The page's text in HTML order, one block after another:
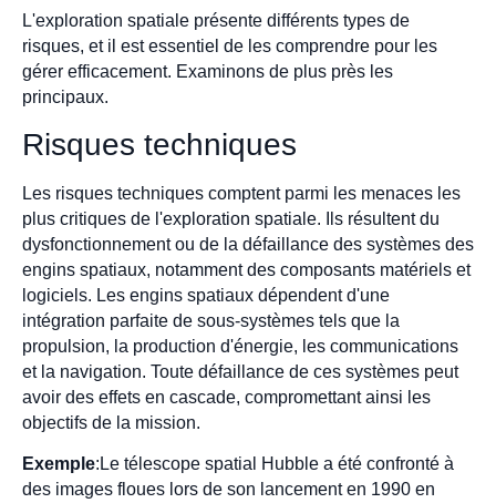
L'exploration spatiale présente différents types de
risques, et il est essentiel de les comprendre pour les
gérer efficacement. Examinons de plus près les
principaux.
Risques techniques
Les risques techniques comptent parmi les menaces les
plus critiques de l'exploration spatiale. Ils résultent du
dysfonctionnement ou de la défaillance des systèmes des
engins spatiaux, notamment des composants matériels et
logiciels. Les engins spatiaux dépendent d'une
intégration parfaite de sous-systèmes tels que la
propulsion, la production d'énergie, les communications
et la navigation. Toute défaillance de ces systèmes peut
avoir des effets en cascade, compromettant ainsi les
objectifs de la mission.
Exemple:Le télescope spatial Hubble a été confronté à
des images floues lors de son lancement en 1990 en